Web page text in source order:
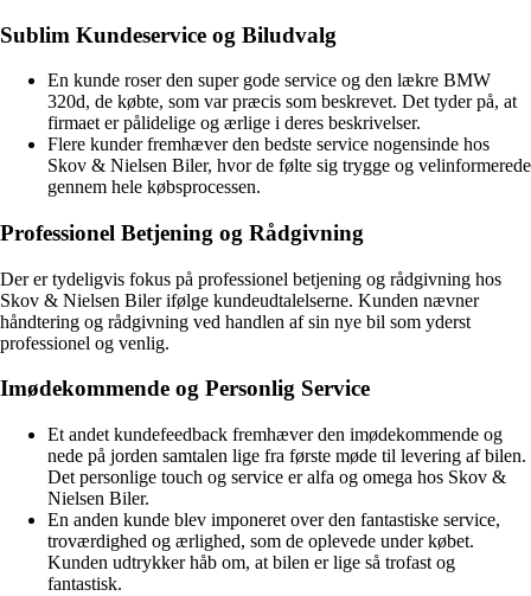
Sublim Kundeservice og Biludvalg
En kunde roser den super gode service og den lækre BMW
320d, de købte, som var præcis som beskrevet. Det tyder på, at
firmaet er pålidelige og ærlige i deres beskrivelser.
Flere kunder fremhæver den bedste service nogensinde hos
Skov & Nielsen Biler, hvor de følte sig trygge og velinformerede
gennem hele købsprocessen.
Professionel Betjening og Rådgivning
Der er tydeligvis fokus på professionel betjening og rådgivning hos
Skov & Nielsen Biler ifølge kundeudtalelserne. Kunden nævner
håndtering og rådgivning ved handlen af sin nye bil som yderst
professionel og venlig.
Imødekommende og Personlig Service
Et andet kundefeedback fremhæver den imødekommende og
nede på jorden samtalen lige fra første møde til levering af bilen.
Det personlige touch og service er alfa og omega hos Skov &
Nielsen Biler.
En anden kunde blev imponeret over den fantastiske service,
troværdighed og ærlighed, som de oplevede under købet.
Kunden udtrykker håb om, at bilen er lige så trofast og
fantastisk.